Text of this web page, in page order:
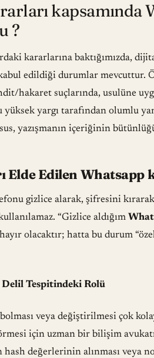
kapsamında
?
kararlarına baktığımızda,
edildiği durumlar mevcuttur.
hakaret suçlarında, usulüne
yüksek yargı tarafından olumlu
yazışmanın içeriğinin
Elde Edilen Whatsapp
gizlice alarak, şifresini
“Gizlice aldığım
hayır olacaktır; hatta bu durum
Delil Tespitindeki Rolü
veya değiştirilmesi çok
için uzman bir bilişim
hash değerlerinin alınması veya